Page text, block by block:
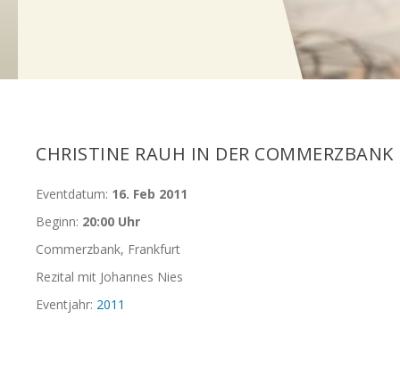
CHRISTINE RAUH IN DER COMMERZBANK
Eventdatum: 16. Feb 2011
Beginn: 20:00 Uhr
Commerzbank, Frankfurt
Rezital mit Johannes Nies
Eventjahr: 2011